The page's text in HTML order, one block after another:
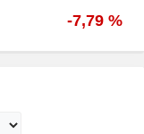
-7,79 %